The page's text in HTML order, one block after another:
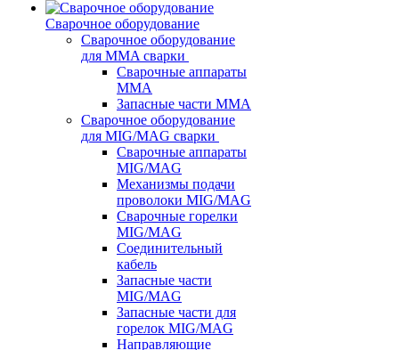
Сварочное оборудование
Сварочное оборудование
для MMA сварки
Сварочные аппараты
MMA
Запасные части MMA
Сварочное оборудование
для MIG/MAG сварки
Сварочные аппараты
MIG/MAG
Механизмы подачи
проволоки MIG/MAG
Сварочные горелки
MIG/MAG
Соединительный
кабель
Запасные части
MIG/MAG
Запасные части для
горелок MIG/MAG
Направляющие